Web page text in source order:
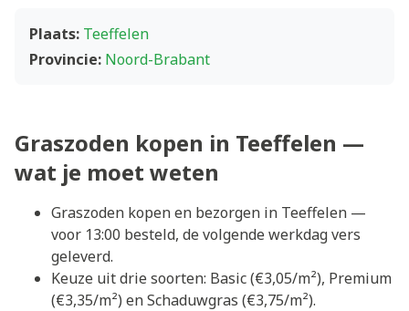
Plaats: Teeffelen
Provincie: Noord-Brabant
Graszoden kopen in Teeffelen —
wat je moet weten
Graszoden kopen en bezorgen in Teeffelen —
voor 13:00 besteld, de volgende werkdag vers
geleverd.
Keuze uit drie soorten: Basic (€3,05/m²), Premium
(€3,35/m²) en Schaduwgras (€3,75/m²).